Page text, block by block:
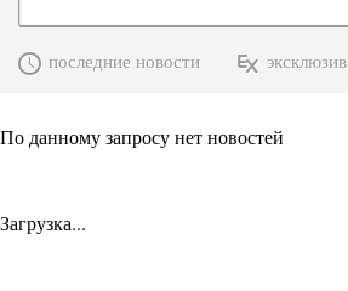
последние новости эксклюзив
По данному запросу нет новостей
Загрузка...